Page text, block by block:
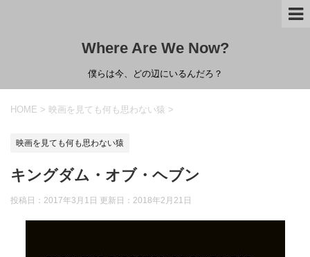
Where Are We Now?
僕らは今、どの辺にいるんだろ？
HOME > 映画を見ても何も思わない猿 >
映画を見ても何も思わない猿
キングダム・オブ・ヘブン
投稿日：2017年3月1日 更新日： 2018年2月21日